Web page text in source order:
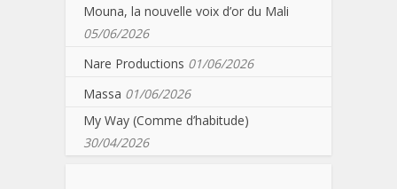
Mouna, la nouvelle voix d’or du Mali
05/06/2026
Nare Productions 01/06/2026
Massa 01/06/2026
My Way (Comme d’habitude)
30/04/2026